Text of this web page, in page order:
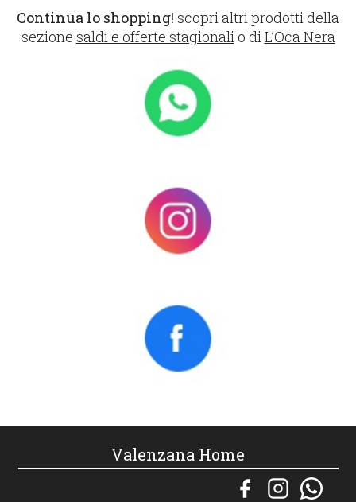
Continua lo shopping! scopri altri prodotti della
sezione saldi e offerte stagionalio diL’Oca Nera
Valenzana Home